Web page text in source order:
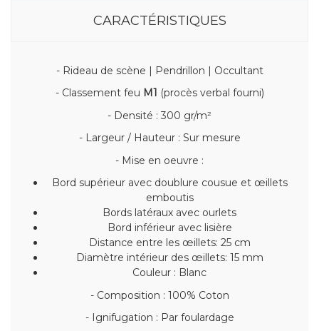
CARACTÉRISTIQUES
- Rideau de scène | Pendrillon | Occultant
- Classement feu M1 (procès verbal fourni)
- Densité : 300 gr/m²
- Largeur / Hauteur : Sur mesure
- Mise en oeuvre :
Bord supérieur avec doublure cousue et œillets
emboutis
Bords latéraux avec ourlets
Bord inférieur avec lisière
Distance entre les œillets: 25 cm
Diamètre intérieur des œillets: 15 mm
Couleur : Blanc
- Composition : 100% Coton
- Ignifugation : Par foulardage